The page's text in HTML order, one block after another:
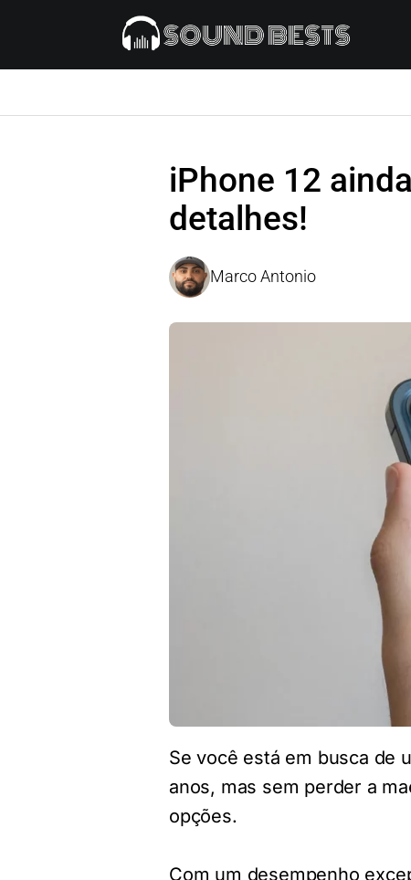
iPhone 12
detalhes!
Marco Antonio
Se você está em busca de
anos, mas sem perder a
opções.
Com um desempenho